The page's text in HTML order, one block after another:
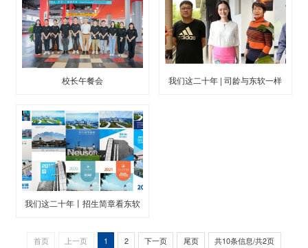
校长午餐会
我们这二十年 | 司龄与东软一样
我们这二十年丨招生简章看东软
首页 上一页 1 2 下一页 尾页 共10条信息/共2页